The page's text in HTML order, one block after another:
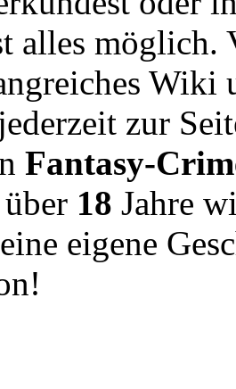
alles möglich.
Wiki
zur
Fantasy-
18 Jahre
eigene